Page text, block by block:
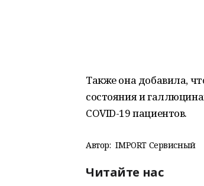
Также она добавила,
состояния и
COVID-19 пациентов.
Автор: IMPORT Сервисный
Читайте нас